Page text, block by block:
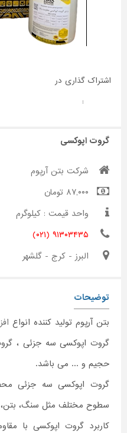
اشتراک گذاری در
:
گروت اپوکسی
شرکت بتن آرپوم
۸۷,۰۰۰ تومان
واحد قیمت : کیلوگرم
۹۱۳۰۳۴۳۵ (۰۲۱)
البرز - کرج - گلشهر
توضیحات
بتن آرپوم تولید کننده انواع
گروت اپوکسی سه جزئی ،
حجیم و ... می باشد.
گروت اپوکسی سه جزئی
سطوح مختلف مثل سنگ، بتن،
کاربرد گروت اپوکسی با